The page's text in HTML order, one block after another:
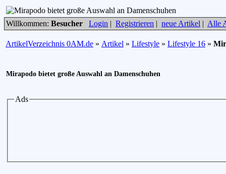
Willkommen: Besucher Login | Registrieren | neue Artikel | Alle
ArtikelVerzeichnis 0AM.de » Artikel » Lifestyle » Lifestyle 16 »
Mirapodo bietet große Auswahl an Damenschuhen
Ads